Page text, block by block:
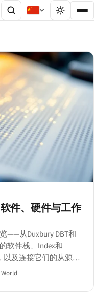
件、硬件与工作
——从Duxbury DBT和
软件栈、Index和
以及连接它们的从源文